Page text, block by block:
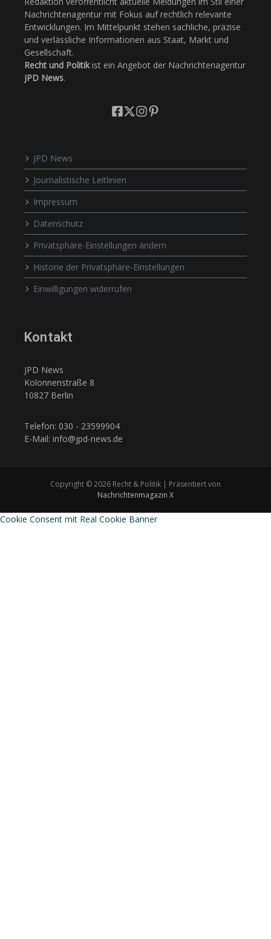
Nachrichtenagentur mit Fokus auf rechtlich relevante
Entwicklungen. Im Mittelpunkt stehen sachliche, präzise
und verlässliche Informationen aus Staat, Markt und
Gesellschaft.
Recht und Politikist ein Angebot der Nachrichtenagentur
JPD News.
JPD News
Journalistische Leitlinien
Impressum
Datenschutz
Privatsphäre-Einstellungen ändern
Historie der Privatsphäre-Einstellungen
Einwilligungen widerrufen
Kontakt
JPD News
Kolonnenstraße 8
10827 Berlin
Telefon: 030 - 23599904
E-Mail: info@jpd-news.de
Copyright © 2026 Recht & Politik | Präsentiert von
Nachrichtenmagazin X
Cookie Consent mit Real Cookie Banner